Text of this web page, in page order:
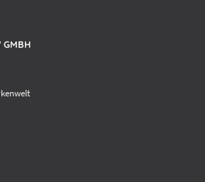
GMBH